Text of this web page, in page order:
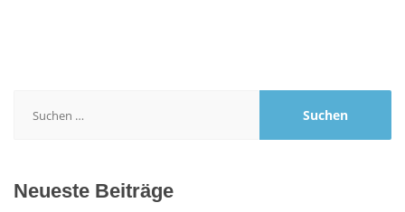
nach:
Neueste Beiträge